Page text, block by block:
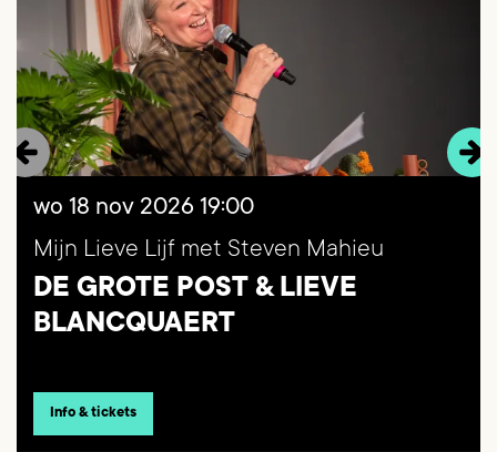
Mijn Lieve Lijf met Steven Mahieu
DE GROTE POST & LIEVE
BLANCQUAERT
wo 18 nov 2026 19:00
Info & tickets